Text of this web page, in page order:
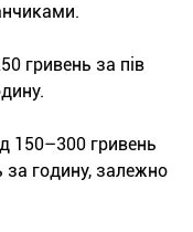
гривень за пів
150–300 гривень
за годину, залежно